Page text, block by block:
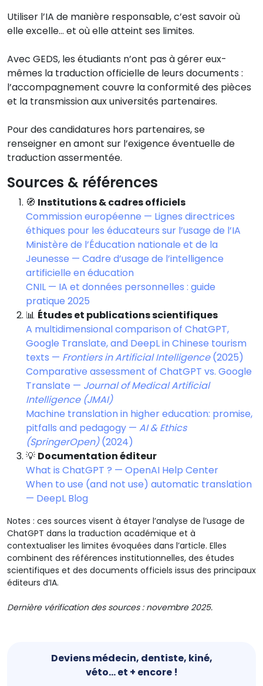
Utiliser l’IA de manière responsable, c’est savoir où
elle excelle… et où elle atteint ses limites.
Avec GEDS, les étudiants n’ont pas à gérer eux-
mêmes la traduction officielle de leurs documents :
l’accompagnement couvre la conformité des pièces
et la transmission aux universités partenaires.
Pour des candidatures hors partenaires, se
renseigner en amont sur l’exigence éventuelle de
traduction assermentée.
Sources & références
🧭 Institutions & cadres officiels
Commission européenne — Lignes directrices
éthiques pour les éducateurs sur l’usage de l’IA
Ministère de l’Éducation nationale et de la
Jeunesse — Cadre d’usage de l’intelligence
artificielle en éducation
CNIL — IA et données personnelles : guide
pratique 2025
📊 Études et publications scientifiques
A multidimensional comparison of ChatGPT,
Google Translate, and DeepL in Chinese tourism
texts — Frontiers in Artificial Intelligence(2025)
Comparative assessment of ChatGPT vs. Google
Translate — Journal of Medical Artificial
Intelligence (JMAI)
Machine translation in higher education: promise,
pitfalls and pedagogy — AI & Ethics
(SpringerOpen)(2024)
💡 Documentation éditeur
What is ChatGPT ? — OpenAI Help Center
When to use (and not use) automatic translation
— DeepL Blog
Notes : ces sources visent à étayer l’analyse de l’usage de
ChatGPT dans la traduction académique et à
contextualiser les limites évoquées dans l’article. Elles
combinent des références institutionnelles, des études
scientifiques et des documents officiels issus des principaux
éditeurs d’IA.
Dernière vérification des sources : novembre 2025.
Deviens médecin, dentiste, kiné,
véto... et + encore !